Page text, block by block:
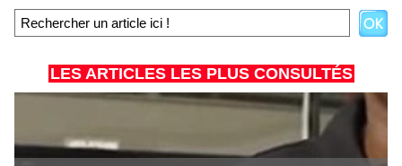
LES ARTICLES LES PLUS CONSULTÉS